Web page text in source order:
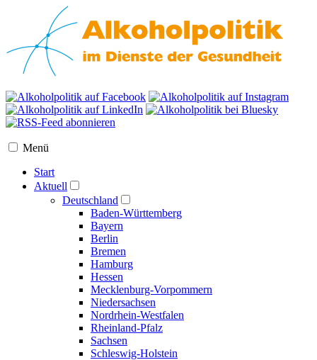
Menü
Start
Aktuell
Deutschland
Baden-Württemberg
Bayern
Berlin
Bremen
Hamburg
Hessen
Mecklenburg-Vorpommern
Niedersachsen
Nordrhein-Westfalen
Rheinland-Pfalz
Sachsen
Schleswig-Holstein